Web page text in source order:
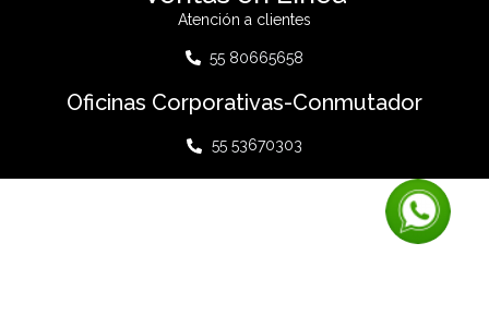
Atención a clientes
55 80665658
Oficinas Corporativas-Conmutador
55 53670303